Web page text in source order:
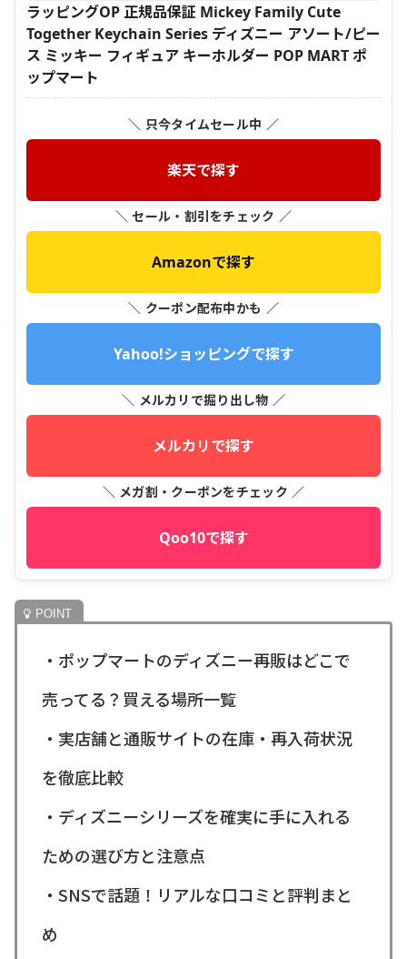
ラッピングOP 正規品保証 Mickey Family Cute
Together Keychain Series ディズニー アソート/ピー
ス ミッキー フィギュア キーホルダー POP MART ポ
ップマート
＼ 只今タイムセール中 ／
楽天で探す
＼ セール・割引をチェック ／
Amazonで探す
＼ クーポン配布中かも ／
Yahoo!ショッピングで探す
＼ メルカリで掘り出し物 ／
メルカリで探す
＼ メガ割・クーポンをチェック ／
Qoo10で探す
・ポップマートのディズニー再販はどこで
売ってる？買える場所一覧
・実店舗と通販サイトの在庫・再入荷状況
を徹底比較
・ディズニーシリーズを確実に手に入れる
ための選び方と注意点
・SNSで話題！リアルな口コミと評判まと
め